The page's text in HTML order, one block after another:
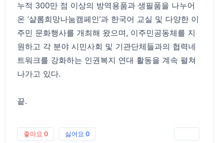
누적 300만 점 이상의 방역용품과 생필품을 나누어
온 ‘샬롬희망나눔캠페인’과 한국어 교실 및 다양한 이
주민 문화행사를 개최해 왔으며, 이주민공동체를 지
원하고 각 분야 시민사회 및 기관단체들과의 협력네
트워크를 강화하는 인권복지 연대 활동을 계속 펼쳐
나가고 있다.
끝.
좋아요 0 싫어요 0